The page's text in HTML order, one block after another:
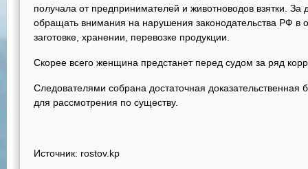
получала от предпринимателей и животноводов взятки. За
обращать внимания на нарушения законодательства РФ в
заготовке, хранении, перевозке продукции.
Скорее всего женщина предстанет перед судом за ряд
Следователями собрана достаточная доказательственная
для рассмотрения по существу.
Источник: rostov.kp